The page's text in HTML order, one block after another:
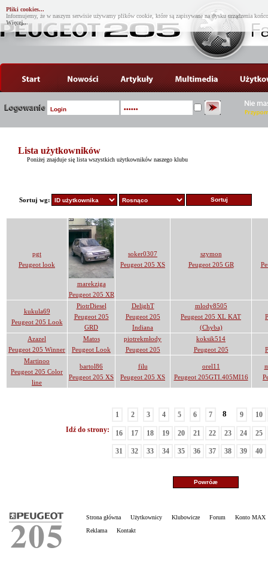
Pliki cookies...
Informujemy, że w naszym serwisie używamy plików cookie, które są zapisywane na dysku urządzenia
Więcej...
Lista użytkowników
Poniżej znajduje się lista wszystkich użytkowników naszego klubu
Sortuj wg:
pgt
Peugeot look
marekziga
Peugeot 205 XR
soker0307
Peugeot 205 XS
szymon
Peugeot 205 GR
kukula69
Peugeot 205 Look
PiotrDiesel
Peugeot 205
GRD
DelighT
Peugeot 205
Indiana
mlody8505
Peugeot 205 XL KAT
(Chyba)
Azazel
Peugeot 205 Winner
Matos
Peugeot Look
piotrekmłody
Peugeot 205
koksik514
Peugeot 205
Martinoo
Peugeot 205 Color
line
bartol86
Peugeot 205 XS
filu
Peugeot 205 XS
orel11
Peugeot 205GTI.405MI16
Idź do strony:
1 2 3 4 5 6 7 8 9 10
16 17 18 19 20 21 22 23 24 25
31 32 33 34 35 36 37 38 39 40
Strona główna Użytkownicy Klubowicze Forum
Konto MAX
Reklama
Kontakt